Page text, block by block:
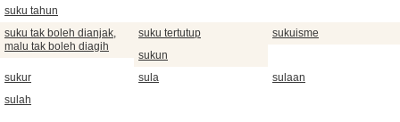
suku tahun
suku tak boleh dianjak,
malu tak boleh diagih
suku tertutup
sukuisme
sukun
sukur
sula
sulaan
sulah